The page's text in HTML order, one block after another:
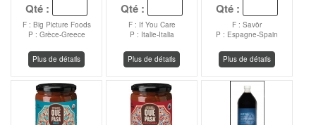
Qté :
F : Big Picture Foods
P : Grèce-Greece
Plus de détails
Qté :
F : If You Care
P : Italie-Italia
Plus de détails
Qté :
F : Savör
P : Espagne-Spain
Plus de détails